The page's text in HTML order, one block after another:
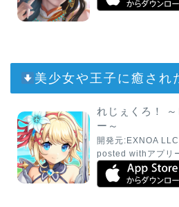
美少女や王子に癒され
れじぇくろ！
ー～
開発元:EXNOA LLC
posted with アプリ